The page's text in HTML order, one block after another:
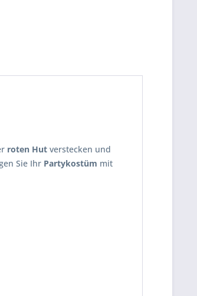
roten Hut verstecken und
Sie Ihr Partykostüm mit